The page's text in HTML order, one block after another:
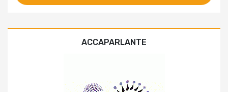
ACCAPARLANTE